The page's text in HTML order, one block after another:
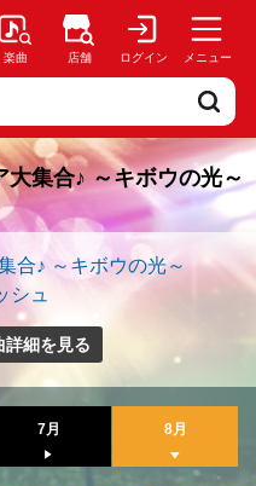
楽曲 店舗 ログイン メニュー
集合♪ ～キボウの光～
合♪ ～キボウの光～
シュ
詳細を見る
7月 8月